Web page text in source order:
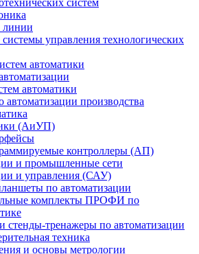
систем
линии
управления технологических
автоматики
автоматики
производства
(АиУП)
контроллеры (АП)
и промышленные сети
и управления (САУ)
по автоматизации
комплекты ПРОФИ по
стенды-тренажеры по автоматизации
техника
и основы метрологии